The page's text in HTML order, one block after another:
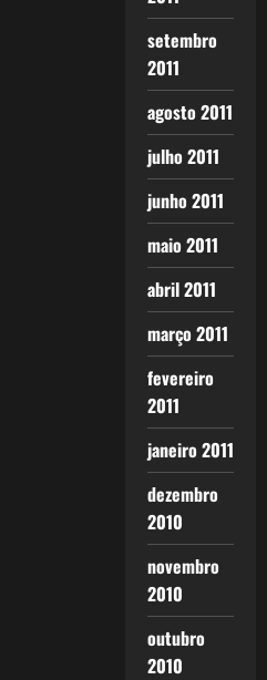
setembro
2011
agosto 2011
julho 2011
junho 2011
maio 2011
abril 2011
março 2011
fevereiro
2011
janeiro 2011
dezembro
2010
novembro
2010
outubro
2010